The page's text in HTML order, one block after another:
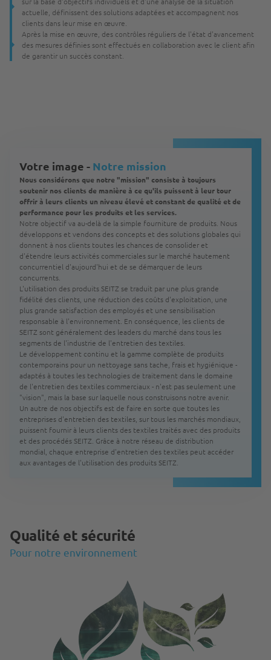
actuelle, définissent des solutions adaptées et accompagnent nos
clients dans leur mise en œuvre.
Après la mise en œuvre, des contrôles réguliers de l'état d'avancement
des mesures définies sont effectués en collaboration avec le client afin
de garantir un succès constant.
Votre image - Notre mission
Nous considérons que notre "mission" consiste à toujours
soutenir nos clients de manière à ce qu'ils puissent à leur tour
offrir à leurs clients un niveau élevé et constant de qualité et de
performance pour les produits et les services.
Notre objectif va au-delà de la simple fourniture de produits. Nous
développons et vendons des concepts et des solutions globales qui
donnent à nos clients toutes les chances de consolider et
d'étendre leurs activités commerciales sur le marché hautement
concurrentiel d'aujourd'hui et de se démarquer de leurs
concurrents.
L'utilisation des produits SEITZ se traduit par une plus grande
fidélité des clients, une réduction des coûts d'exploitation, une
plus grande satisfaction des employés et une sensibilisation
responsable à l'environnement. En conséquence, les clients de
SEITZ sont généralement des leaders du marché dans tous les
segments de l'industrie de l'entretien des textiles.
Le développement continu et la gamme complète de produits
contemporains pour un nettoyage sans tache, frais et hygiénique -
adaptés à toutes les technologies de traitement dans le domaine
de l'entretien des textiles commerciaux - n'est pas seulement une
"vision", mais la base sur laquelle nous construisons notre avenir.
Un autre de nos objectifs est de faire en sorte que toutes les
entreprises d'entretien des textiles, sur tous les marchés mondiaux,
puissent fournir à leurs clients des textiles traités avec des produits
et des procédés SEITZ. Grâce à notre réseau de distribution
mondial, chaque entreprise d'entretien des textiles peut accéder
aux avantages de l'utilisation des produits SEITZ.
Qualité et sécurité
Pour notre environnement